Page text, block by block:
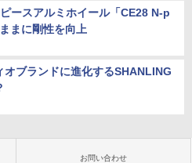
ースアルミホイール「CE28 N-p
まに剛性を向上
オブランドに進化するSHANLING
お問い合わせ